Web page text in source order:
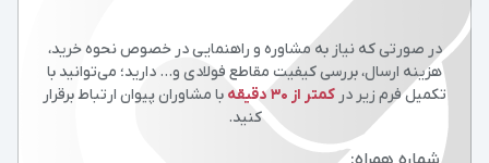
در صورتی که نیاز به مشاوره و راهنمایی در خصوص نحوه خرید،
هزینه ارسال، بررسی کیفیت مقاطع فولادی و… دارید؛ می‌توانید با
تکمیل فرم زیر در کمتر از 30 دقیقه
با مشاوران پیوان ارتباط برقرار
کنید.